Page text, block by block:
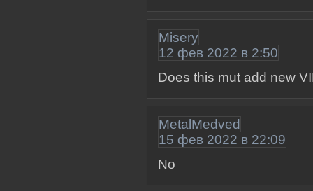
Misery
12 фев 2022 в 2:50
Does this mut add new
MetalMedved
15 фев 2022 в 22:09
No